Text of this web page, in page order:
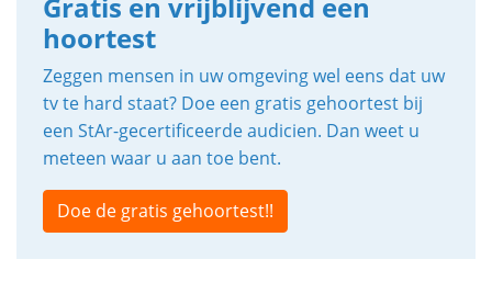
hoortest
Zeggen mensen in uw omgeving wel eens dat uw
tv te hard staat? Doe een gratis gehoortest bij
een StAr-gecertificeerde audicien. Dan weet u
meteen waar u aan toe bent.
Doe de gratis gehoortest!!